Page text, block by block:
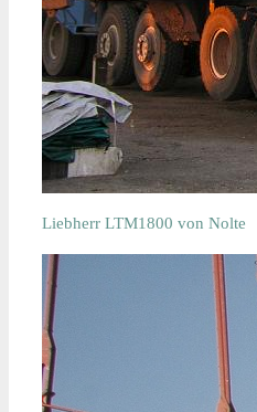
Liebherr LTM1800 von Nolte